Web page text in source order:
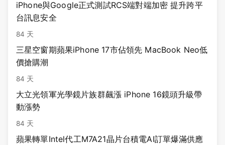
iPhone與Google正式測試RCS端對端加密 提升跨平
台訊息安全
84 天
三星空窗期蘋果iPhone 17市佔領先 MacBook Neo低
價搶購潮
84 天
大立光領軍光學鏡片族群飆漲 iPhone 16鏡頭升級帶
動漲勢
84 天
蘋果轉單Intel代工M7A21晶片台積電AI訂單爆滿供應